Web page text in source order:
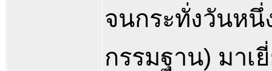
จนกระทั่งวันห
กรรมฐาน) มาเ